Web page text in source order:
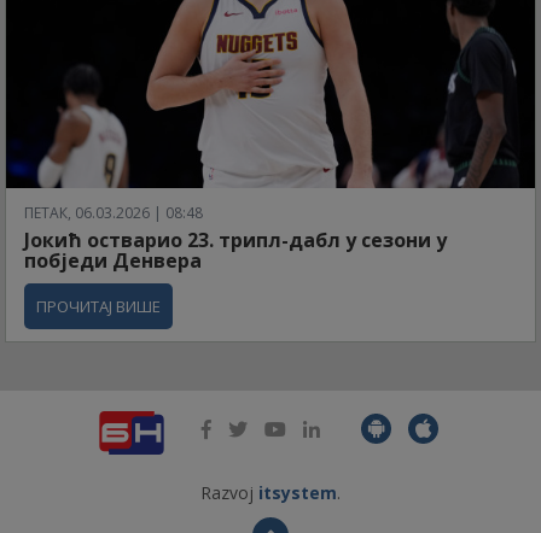
ПЕТАК, 06.03.2026 | 08:48
Јокић остварио 23. трипл-дабл у сезони у
побједи Денвера
ПРОЧИТАЈ ВИШЕ
Razvoj itsystem.